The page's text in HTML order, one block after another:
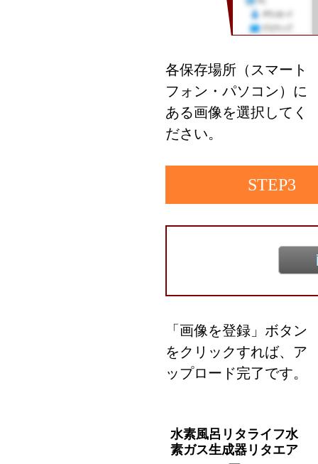
各保存場所（スマート
フォン・パソコン）に
ある画像を選択してく
ださい。
STEP3
「画像を登録」ボタン
をクリックすれば、ア
ップロード完了です。
水素風呂リタライフ水
素ガス生成器リタエア